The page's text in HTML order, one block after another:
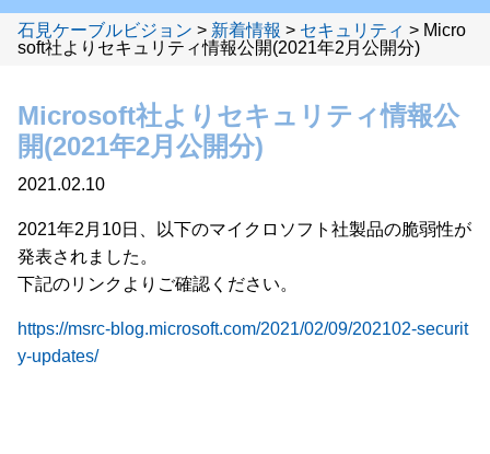
石見ケーブルビジョン > 新着情報 > セキュリティ > Micro
soft社よりセキュリティ情報公開(2021年2月公開分)
Microsoft社よりセキュリティ情報公
開(2021年2月公開分)
2021.02.10
2021年2月10日、以下のマイクロソフト社製品の脆弱性が
発表されました。
下記のリンクよりご確認ください。
https://msrc-blog.microsoft.com/2021/02/09/202102-securit
y-updates/